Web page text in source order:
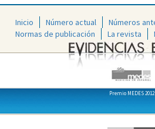
Inicio Número actual
Números
Normas de publicación
La revista
Premio MEDES 2012